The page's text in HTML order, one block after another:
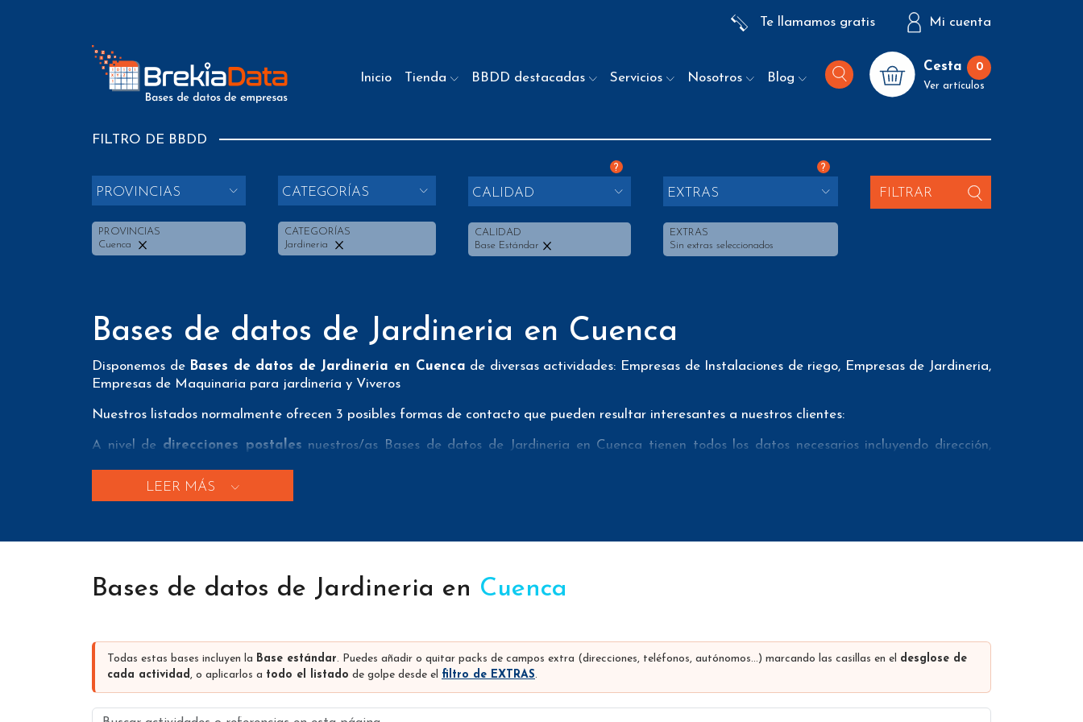
Te llamamos gratis Mi cuenta
Inicio Tienda BBDD destacadas Servicios Nosotros Blog
Cesta 0
Ver artículos
FILTRO DE BBDD
PROVINCIAS
PROVINCIAS
Cuenca
CATEGORÍAS
CATEGORÍAS
Jardineria
?
CALIDAD
CALIDAD
Base Estándar
?
EXTRAS
EXTRAS
Sin extras seleccionados
FILTRAR
Bases de datos de Jardineria en Cuenca
Disponemos de Bases de datos de Jardineria en Cuenca de diversas actividades: Empresas de Instalaciones de riego, Empresas de Jardineria,
Empresas de Maquinaria para jardinería y Viveros
Nuestros listados normalmente ofrecen 3 posibles formas de contacto que pueden resultar interesantes a nuestros clientes:
A nivel de direcciones postales nuestros/as Bases de datos de Jardineria en Cuenca tienen todos los datos necesarios incluyendo dirección,
A nivel deteléfonos
nuestros/as Listados de Jardineria en Cuenca aportan tanto teléfonos fijos como teléfonos móviles con el fin de que nuestros
A nivel deemailsnuestros/as Bases de datos de horticultura en Cuenca han sido verificados previamente mediante un proveedor externo de
de emails e emails únicos con el fin de que se sepa exactamente que es lo que se estaría comprando.
dirección de la página web, coordenadas de geolocalización, tipo de sociedad, actividad de la empresa, urls en las distintas redes sociales…
Los precios que se muestran en esta página son precios con iva incluido y antes de descuentos
volumen de compras). Tenemos descuentos desde 62 euros de compra, iva incluido.
LEER MÁS
Bases de datos de Jardineria en Cuenca
Todas estas bases incluyen la Base estándar. Puedes añadir o quitar packs de campos extra (direcciones, teléfonos, autónomos…) marcando las casillas en el desglose de
cada actividad, o aplicarlos a todo el listado de golpe desde el filtro de EXTRAS.
Buscar actividades o referencias en esta página